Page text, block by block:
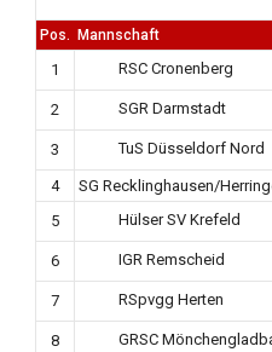
Pos. Mannschaft
1 RSC Cronenberg
2 SGR Darmstadt
3 TuS Düsseldorf Nord
4
SG Recklinghausen/
5
Hülser SV Krefeld
6 IGR Remscheid
7 RSpvgg Herten
8 GRSC